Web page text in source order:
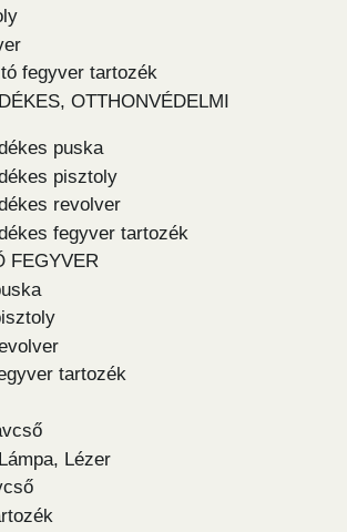
fegyver tartozék
OTTHONVÉDELMI
puska
pisztoly
revolver
fegyver tartozék
FEGYVER
tartozék
Lézer